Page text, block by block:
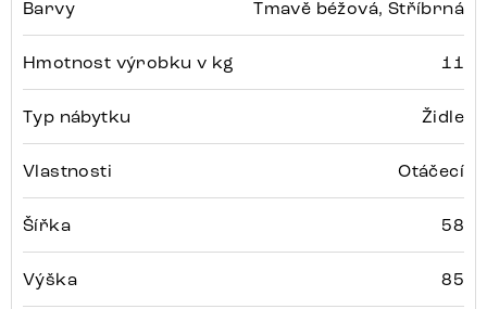
Barvy Tmavě béžová, Stříbrná
Hmotnost výrobku v kg 11
Typ nábytku Židle
Vlastnosti Otáčecí
Šířka 58
Výška 85